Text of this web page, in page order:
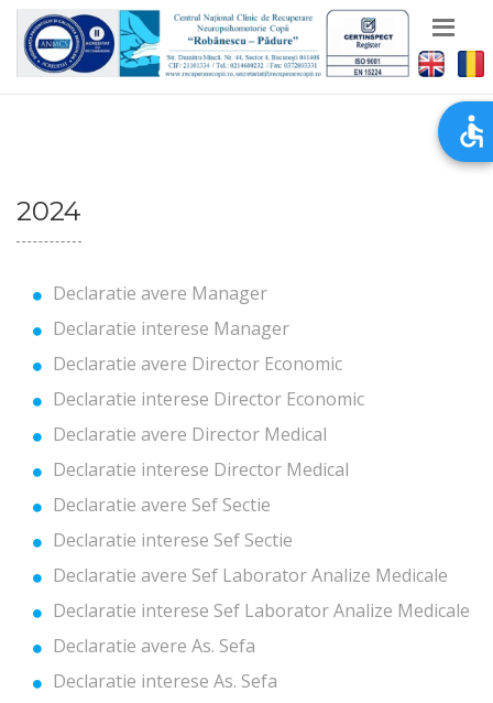
2024
Declaratie avere Manager
Declaratie interese Manager
Declaratie avere Director Economic
Declaratie interese Director Economic
Declaratie avere Director Medical
Declaratie interese Director Medical
Declaratie avere Sef Sectie
Declaratie interese Sef Sectie
Declaratie avere Sef Laborator Analize Medicale
Declaratie interese Sef Laborator Analize Medicale
Declaratie avere As. Sefa
Declaratie interese As. Sefa